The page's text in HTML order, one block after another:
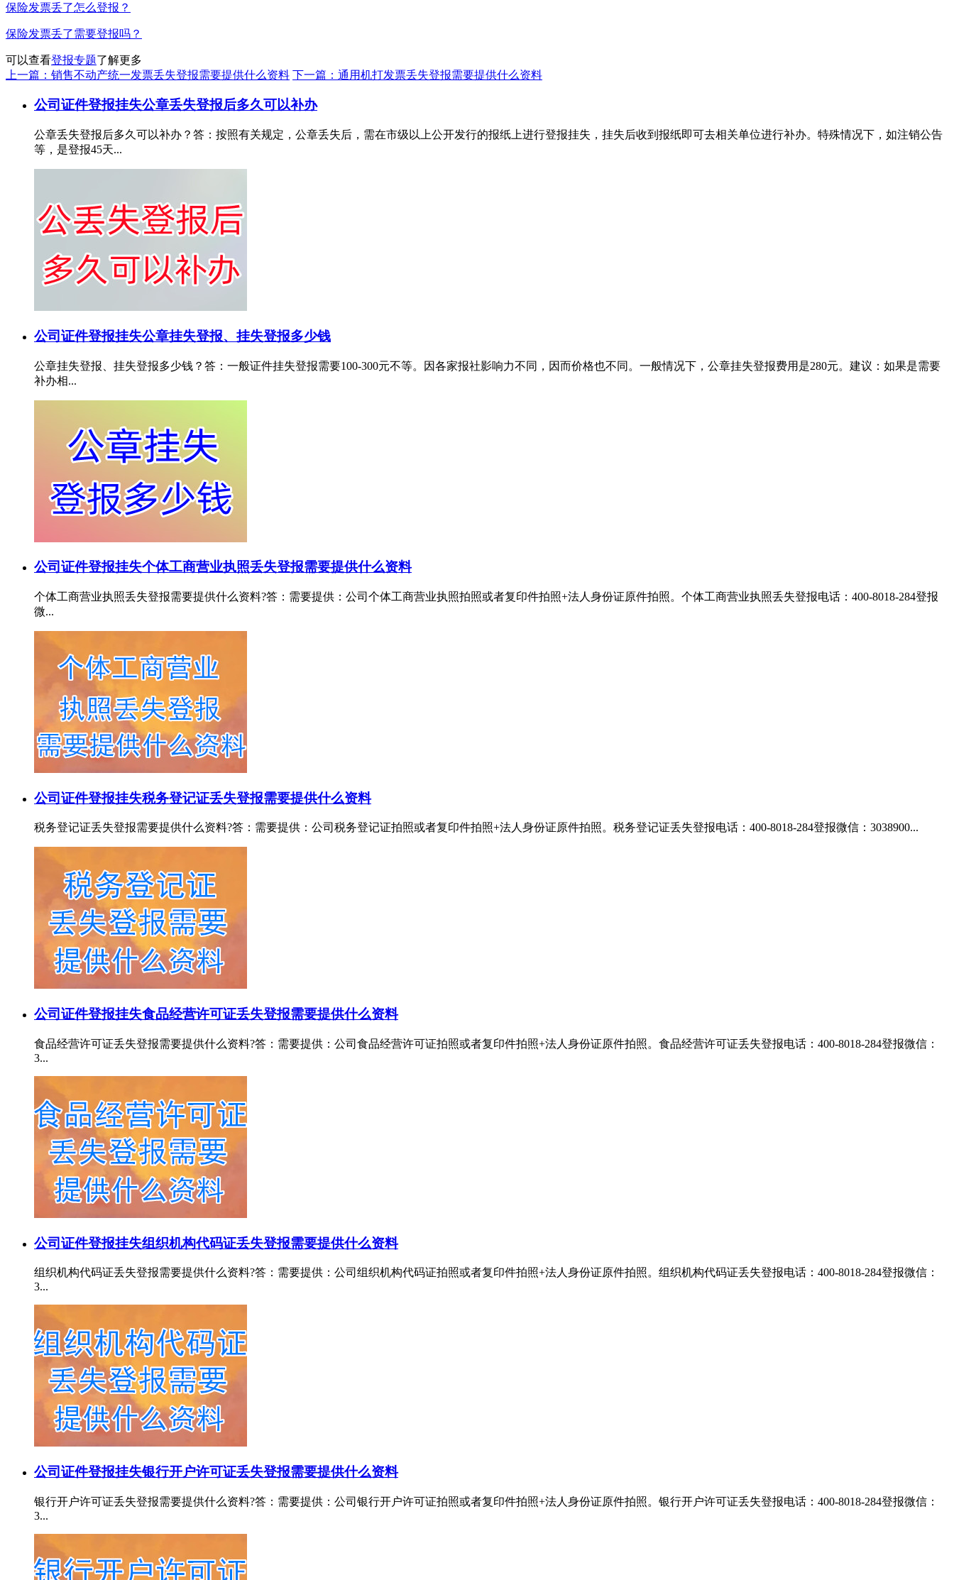
保险发票丢了怎么登报？
保险发票丢了需要登报吗？
可以查看登报专题了解更多
上一篇：销售不动产统一发票丢失登报需要提供什么资料 下一篇：通用机打发票丢失登报需要提供什么资料
公司证件登报挂失公章丢失登报后多久可以补办
公章丢失登报后多久可以补办？答：按照有关规定，公章丢失后，需在市级以上公开发行的报纸上进行登报挂失，挂失后收到报纸即可去相关单位进行补办。特殊情况下，如注销公告
等，是登报45天...
公司证件登报挂失公章挂失登报、挂失登报多少钱
公章挂失登报、挂失登报多少钱？答：一般证件挂失登报需要100-300元不等。因各家报社影响力不同，因而价格也不同。一般情况下，公章挂失登报费用是280元。建议：如果是需要
补办相...
公司证件登报挂失个体工商营业执照丢失登报需要提供什么资料
个体工商营业执照丢失登报需要提供什么资料?答：需要提供：公司个体工商营业执照拍照或者复印件拍照+法人身份证原件拍照。个体工商营业执照丢失登报电话：400-8018-284登报
微...
公司证件登报挂失税务登记证丢失登报需要提供什么资料
税务登记证丢失登报需要提供什么资料?答：需要提供：公司税务登记证拍照或者复印件拍照+法人身份证原件拍照。税务登记证丢失登报电话：400-8018-284登报微信：3038900...
公司证件登报挂失食品经营许可证丢失登报需要提供什么资料
食品经营许可证丢失登报需要提供什么资料?答：需要提供：公司食品经营许可证拍照或者复印件拍照+法人身份证原件拍照。食品经营许可证丢失登报电话：400-8018-284登报微信：
3...
公司证件登报挂失组织机构代码证丢失登报需要提供什么资料
组织机构代码证丢失登报需要提供什么资料?答：需要提供：公司组织机构代码证拍照或者复印件拍照+法人身份证原件拍照。组织机构代码证丢失登报电话：400-8018-284登报微信：
3...
公司证件登报挂失银行开户许可证丢失登报需要提供什么资料
银行开户许可证丢失登报需要提供什么资料?答：需要提供：公司银行开户许可证拍照或者复印件拍照+法人身份证原件拍照。银行开户许可证丢失登报电话：400-8018-284登报微信：
3...